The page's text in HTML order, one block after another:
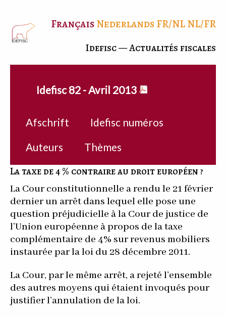
FrançaisNederlandsFR/NLNL/FR
Idefisc — Actualités fiscales
Idefisc 82 - Avril 2013
Afschrift
Idefisc numéros
Auteurs
Thèmes
La taxe de 4 % contraire au droit européen ?
La Cour constitutionnelle a rendu le 21 février
dernier un arrêt dans lequel elle pose une
question préjudicielle à la Cour de justice de
l’Union européenne à propos de la taxe
complémentaire de 4% sur revenus mobiliers
instaurée par la loi du 28 décembre 2011.
La Cour, par le même arrêt, a rejeté l’ensemble
des autres moyens qui étaient invoqués pour
justifier l’annulation de la loi.